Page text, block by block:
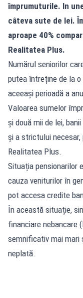
împrumuturile. In
câteva sute de lei.
aproape 40%
Realitatea Plus.
Numărul seniorilor
putea întreține de la
aceeași perioadă a
Valoarea sumelor
și două mii de lei,
și a strictului
Realitatea Plus.
Situația pensionarilor
cauza veniturilor în
pot accesa credite
În această situație,
financiare nebancare
semnificativ mai mari
neplată.